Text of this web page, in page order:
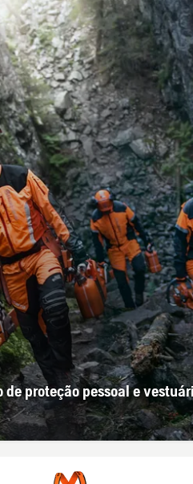
de proteção pessoal e